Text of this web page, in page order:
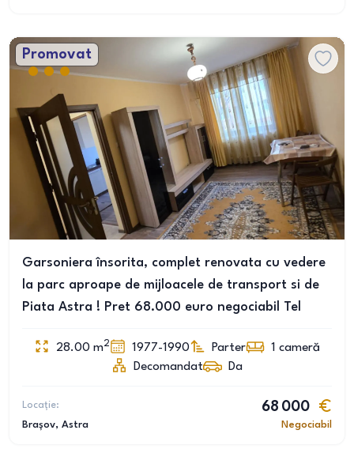
Promovat
Garsoniera însorita, complet renovata cu vedere
la parc aproape de mijloacele de transport si de
Piata Astra ! Pret 68.000 euro negociabil Tel
28.00 m2 1977-1990 Parter 1 cameră
Decomandat
Da
Locație:
Brașov, Astra
68 000
Negociabil